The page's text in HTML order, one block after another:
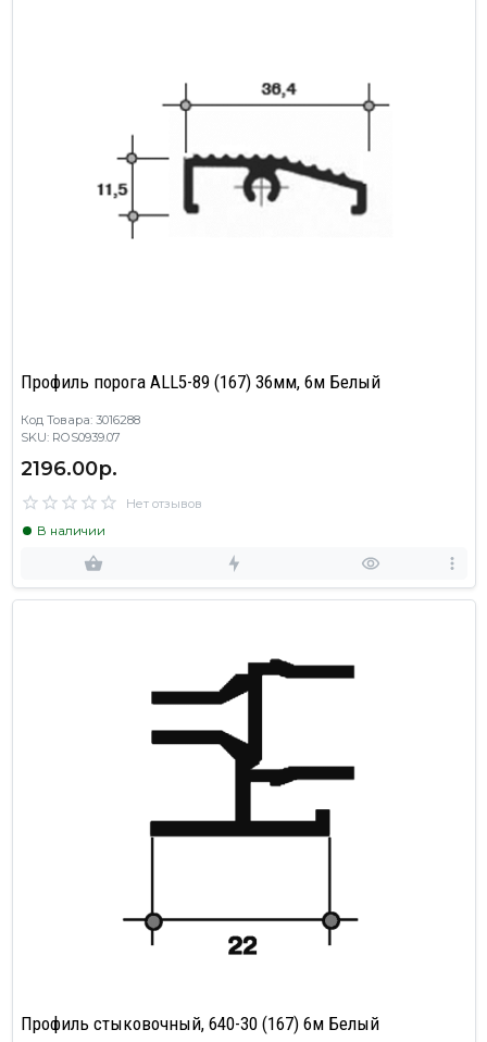
Профиль порога ALL5-89 (167) 36мм, 6м Белый
Код Товара: 3016288
SKU: ROS0939.07
2196.00р.
Нет отзывов
В наличии
Профиль стыковочный, 640-30 (167) 6м Белый